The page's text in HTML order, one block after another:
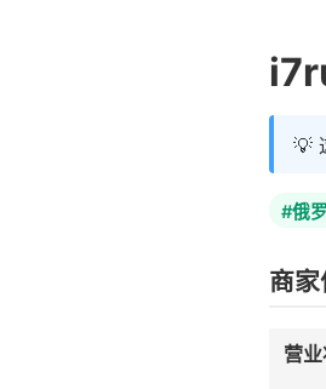
💡
#俄
商
营